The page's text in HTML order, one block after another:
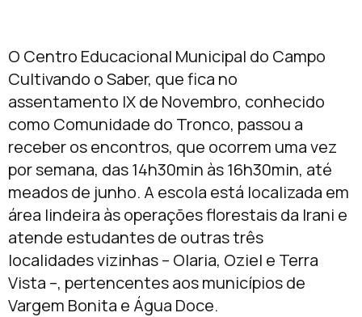
O Centro Educacional Municipal do Campo
Cultivando o Saber, que fica no
assentamento IX de Novembro, conhecido
como Comunidade do Tronco, passou a
receber os encontros, que ocorrem uma vez
por semana, das 14h30min às 16h30min, até
meados de junho. A escola está localizada em
área lindeira às operações florestais da Irani e
atende estudantes de outras três
localidades vizinhas – Olaria, Oziel e Terra
Vista –, pertencentes aos municípios de
Vargem Bonita e Água Doce.